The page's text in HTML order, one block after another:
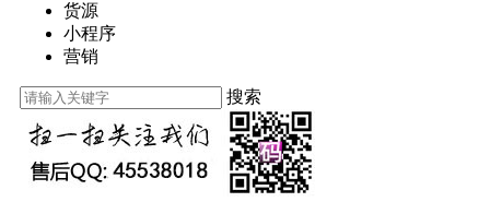
货源
小程序
营销
搜索